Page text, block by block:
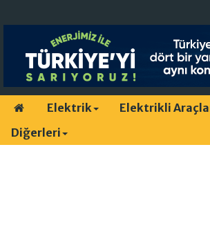
Elektrik Elektrikli
Diğerleri